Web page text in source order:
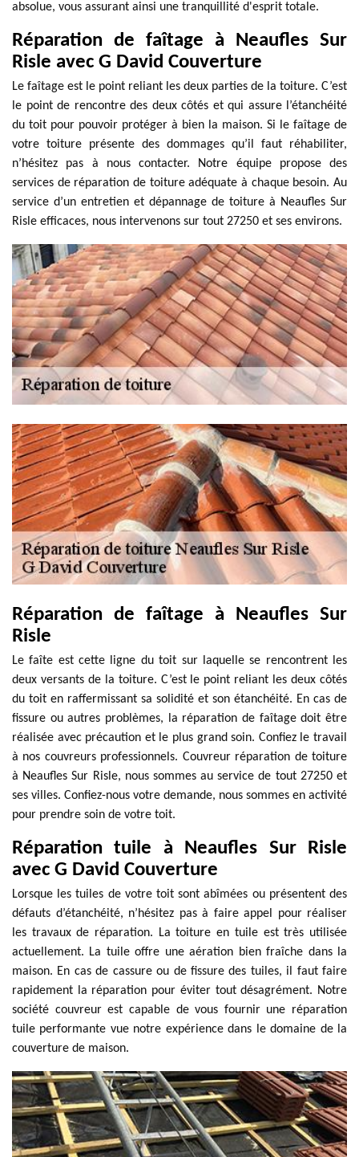
absolue, vous assurant ainsi une tranquillité d'esprit totale.
Réparation de faîtage à Neaufles Sur
Risle avec G David Couverture
Le faîtage est le point reliant les deux parties de la toiture. C’est
le point de rencontre des deux côtés et qui assure l’étanchéité
du toit pour pouvoir protéger à bien la maison. Si le faîtage de
votre toiture présente des dommages qu’il faut réhabiliter,
n’hésitez pas à nous contacter. Notre équipe propose des
services de réparation de toiture adéquate à chaque besoin. Au
service d’un entretien et dépannage de toiture à Neaufles Sur
Risle efficaces, nous intervenons sur tout 27250 et ses environs.
Réparation de faîtage à Neaufles Sur
Risle
Le faîte est cette ligne du toit sur laquelle se rencontrent les
deux versants de la toiture. C’est le point reliant les deux côtés
du toit en raffermissant sa solidité et son étanchéité. En cas de
fissure ou autres problèmes, la réparation de faîtage doit être
réalisée avec précaution et le plus grand soin. Confiez le travail
à nos couvreurs professionnels. Couvreur réparation de toiture
à Neaufles Sur Risle, nous sommes au service de tout 27250 et
ses villes. Confiez-nous votre demande, nous sommes en activité
pour prendre soin de votre toit.
Réparation tuile à Neaufles Sur Risle
avec G David Couverture
Lorsque les tuiles de votre toit sont abîmées ou présentent des
défauts d’étanchéité, n’hésitez pas à faire appel pour réaliser
les travaux de réparation. La toiture en tuile est très utilisée
actuellement. La tuile offre une aération bien fraîche dans la
maison. En cas de cassure ou de fissure des tuiles, il faut faire
rapidement la réparation pour éviter tout désagrément. Notre
société couvreur est capable de vous fournir une réparation
tuile performante vue notre expérience dans le domaine de la
couverture de maison.